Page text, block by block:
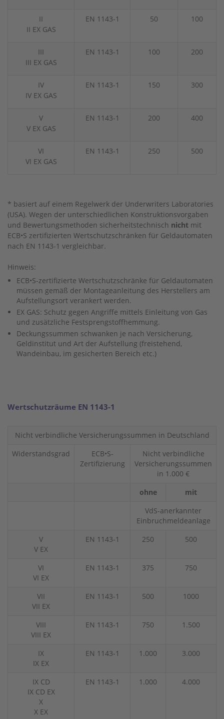
II
II EX GAS
EN 1143-1 50 100
III
III EX GAS
EN 1143-1 100 200
IV
IV EX GAS
EN 1143-1 150 300
V
V EX GAS
EN 1143-1 200 400
VI
VI EX GAS
EN 1143-1 250 500
* basiert auf einem Regelwerk der Underwriters Laboratories
(USA). Wegen der unterschiedlichen Konstruktionsvorgaben
und Bewertungsmethoden sicherheitstechnisch nicht mit
ECB•S zertifizierten Wertschutzschränken für Geldautomaten
nach EN 1143-1 vergleichbar.
Hinweis:
ECB•S-zertifizierte Wertschutzschränke für Geldautomaten
müssen gemäß der Montageanleitung des Herstellers am
Aufstellungsort verankert werden.
EX GAS: Schutz gegen Angriffe mittels Einleitung von Gas
und zusätzliche Festsprengstoffhemmung.
Deckungssummen schwanken je nach Versicherung,
Geldinstitut und Art der Aufstellung (freistehend,
Wandeinbau, im gesicherten Bereich etc.)
Wertschutzräume EN 1143-1
Nicht verbindliche Versicherungssummen in Deutschland
Widerstandsgrad
ECB•S-
Zertifizierung
Nicht verbindliche
Versicherungssummen
in 1.000 €
ohne
mit
VdS-anerkannter
Einbruchmeldeanlage
V
V EX
EN 1143-1 250 500
VI
VI EX
EN 1143-1 375 750
VII
VII EX
EN 1143-1 500 1000
VIII
VIII EX
EN 1143-1 750 1.500
IX
IX EX
EN 1143-1 1.000 3.000
IX CD
IX CD EX
X
X EX
EN 1143-1 1.000 4.000